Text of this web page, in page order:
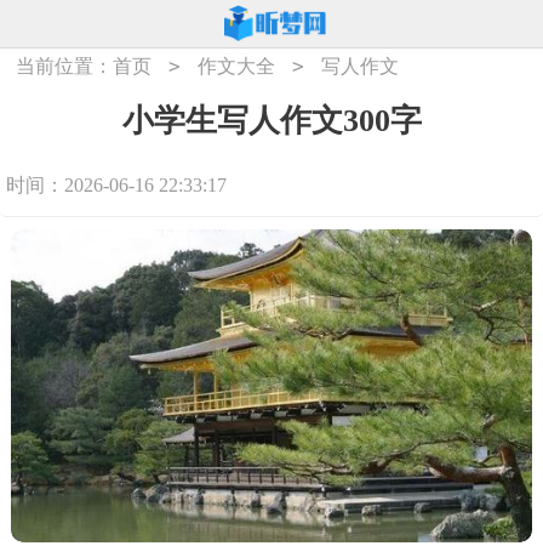
当前位置：首页 > 作文大全 > 写人作文
小学生写人作文300字
时间：2026-06-16 22:33:17